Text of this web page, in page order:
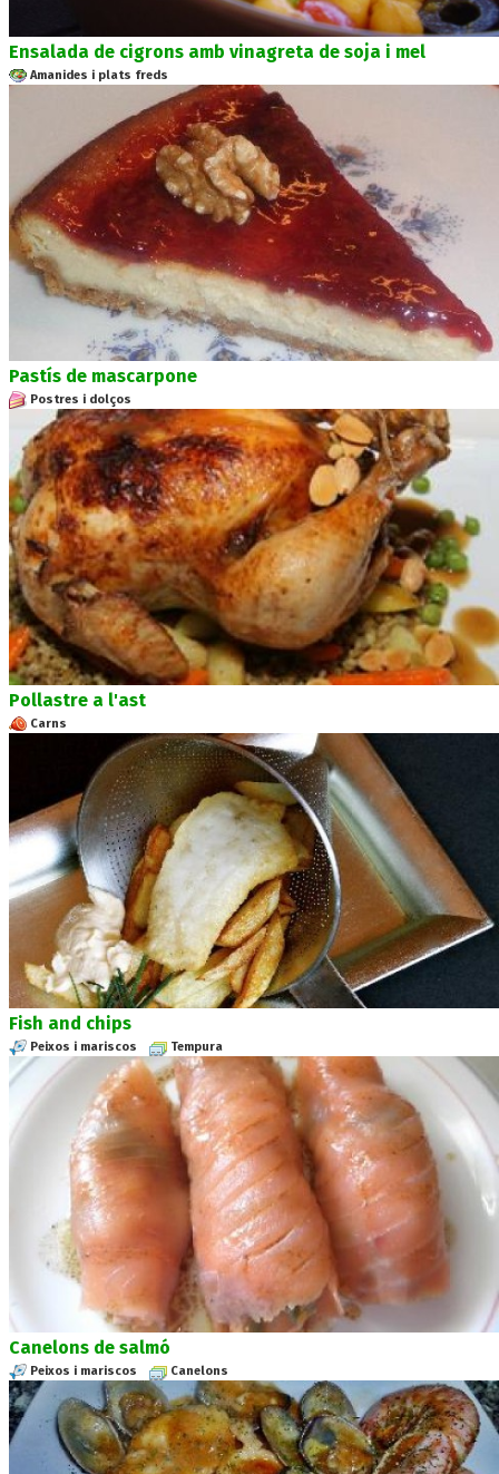
Ensalada de cigrons amb vinagreta de soja i mel
Amanides i plats freds
Pastís de mascarpone
Postres i dolços
Pollastre a l'ast
Carns
Fish and chips
Peixos i mariscos Tempura
Canelons de salmó
Peixos i mariscos Canelons